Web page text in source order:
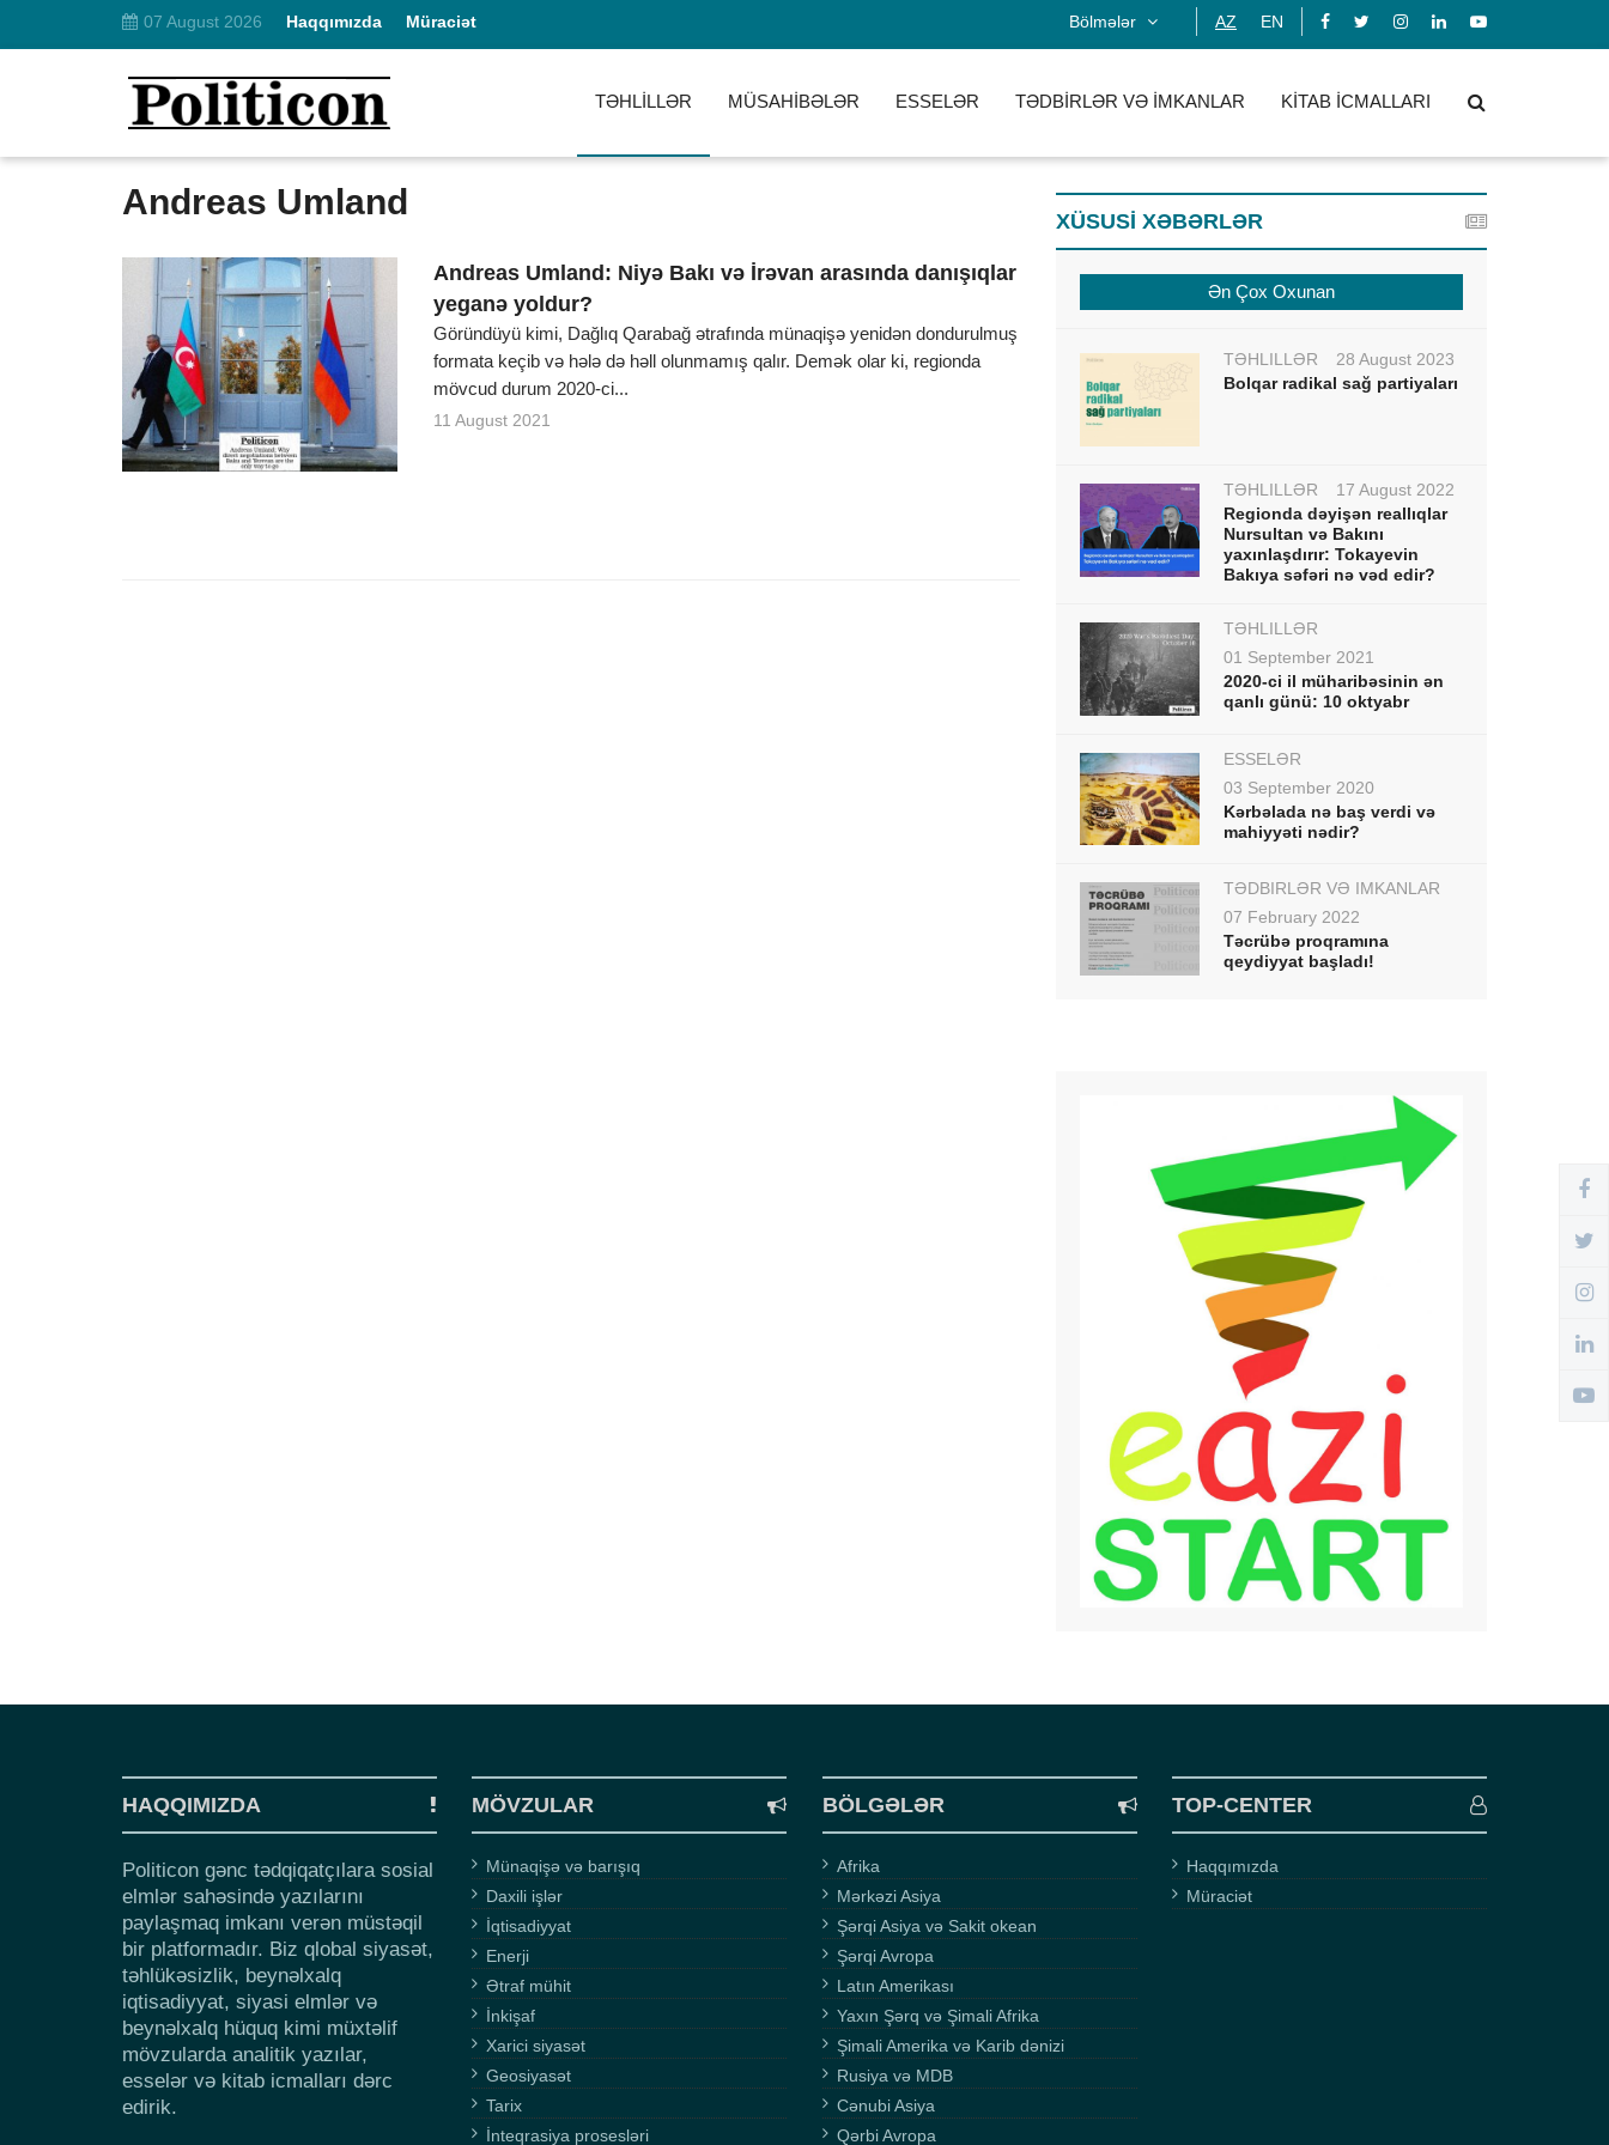
07 August 2026 Haqqımızda Müraciət Bölmələr AZ EN
TƏHLİLLƏR MÜSAHİBƏLƏR ESSELƏR TƏDBİRLƏR VƏ İMKANLAR KİTAB İCMALLARI
Andreas Umland
Andreas Umland: Niyə Bakı və İrəvan arasında danışıqlar
yeganə yoldur?
Göründüyü kimi, Dağlıq Qarabağ ətrafında münaqişə yenidən dondurulmuş
formata keçib və hələ də həll olunmamış qalır. Demək olar ki, regionda
mövcud durum 2020-ci...
11 August 2021
XÜSUSİ XƏBƏRLƏR
Ən Çox Oxunan
TƏHLİLLƏR
28 August 2023
Bolqar radikal sağ partiyaları
TƏHLİLLƏR
17 August 2022
Regionda dəyişən reallıqlar
Nursultan və Bakını
yaxınlaşdırır: Tokayevin
Bakıya səfəri nə vəd edir?
TƏHLİLLƏR
01 September 2021
2020-ci il müharibəsinin ən
qanlı günü: 10 oktyabr
ESSELƏR
03 September 2020
Kərbəlada nə baş verdi və
mahiyyəti nədir?
TƏDBİRLƏR VƏ İMKANLAR
07 February 2022
Təcrübə proqramına
qeydiyyat başladı!
HAQQIMIZDA
Politicon gənc tədqiqatçılara sosial
elmlər sahəsində yazılarını
paylaşmaq imkanı verən müstəqil
bir platformadır. Biz qlobal siyasət,
təhlükəsizlik, beynəlxalq
iqtisadiyyat, siyasi elmlər və
beynəlxalq hüquq kimi müxtəlif
mövzularda analitik yazılar,
esselər və kitab icmalları dərc
edirik.
MÖVZULAR
Münaqişə və barışıq
Daxili işlər
İqtisadiyyat
Enerji
Ətraf mühit
İnkişaf
Xarici siyasət
Geosiyasət
Tarix
İnteqrasiya prosesləri
BÖLGƏLƏR
Afrika
Mərkəzi Asiya
Şərqi Asiya və Sakit okean
Şərqi Avropa
Latın Amerikası
Yaxın Şərq və Şimali Afrika
Şimali Amerika və Karib dənizi
Rusiya və MDB
Cənubi Asiya
Qərbi Avropa
TOP-CENTER
Haqqımızda
Müraciət